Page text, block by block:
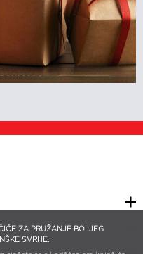
ZA PRUŽANJE BOLJEG
SVRHE.